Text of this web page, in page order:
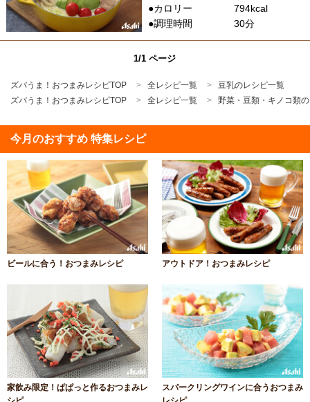
●カロリー
794kcal
●調理時間
30分
1/1 ページ
ズバうま！おつまみレシピTOP 全レシピ一覧
豆乳のレシピ一覧
ズバうま！おつまみレシピTOP
全レシピ一覧 野菜・豆類・キノコ類
今月のおすすめ 特集レシピ
ビールに合う！おつまみレシピ アウトドア！おつまみレシピ
家飲み限定！ぱぱっと作るおつまみレ
スパークリングワインに合うおつまみ